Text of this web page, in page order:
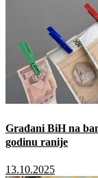
Građani BiH na
godinu ranije
13.10.2025